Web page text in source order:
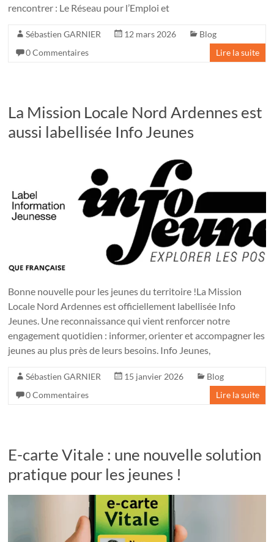
rencontrer : Le Réseau pour l’Emploi et
Sébastien GARNIER 12 mars 2026
Blog
0 Commentaires
Lire la suite
La Mission Locale Nord Ardennes est
aussi labellisée Info Jeunes
Bonne nouvelle pour les jeunes du territoire !La Mission
Locale Nord Ardennes est officiellement labellisée Info
Jeunes. Une reconnaissance qui vient renforcer notre
engagement quotidien : informer, orienter et accompagner les
jeunes au plus près de leurs besoins. Info Jeunes,
Sébastien GARNIER 15 janvier 2026
Blog
0 Commentaires
Lire la suite
E-carte Vitale : une nouvelle solution
pratique pour les jeunes !